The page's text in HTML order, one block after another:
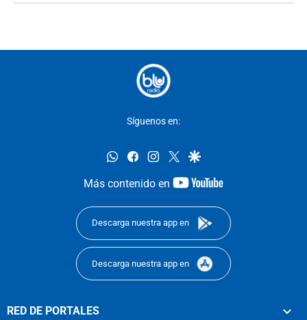
Síguenos en:
whatsappfacebookinstagram
twittergoogle
Más contenido en
youtube-
Descarga nuestra app en
Descarga nuestra app en
RED DE PORTALES